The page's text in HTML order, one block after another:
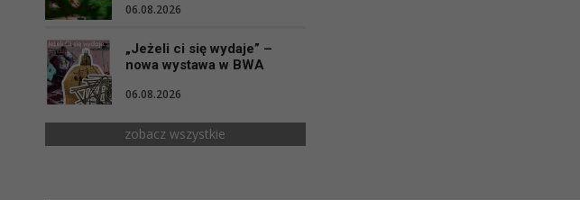
06.08.2026
„Jeżeli ci się wydaje” –
nowa wystawa w BWA
06.08.2026
zobacz wszystkie